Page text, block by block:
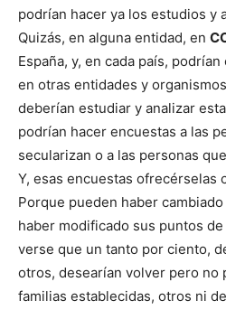
podrían hacer ya los estudios y
Quizás, en alguna entidad, en
España, y, en cada país,
en otras entidades y
deberían estudiar y analizar
podrían hacer encuestas a las
secularizan o a las personas
Y, esas encuestas ofrecérselas
Porque pueden haber
haber modificado sus puntos
verse que un tanto por ciento,
otros, desearían volver pero no
familias establecidas, otros ni